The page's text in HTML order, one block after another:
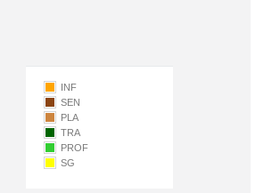
INF
SEN
PLA
TRA
PROF
SG